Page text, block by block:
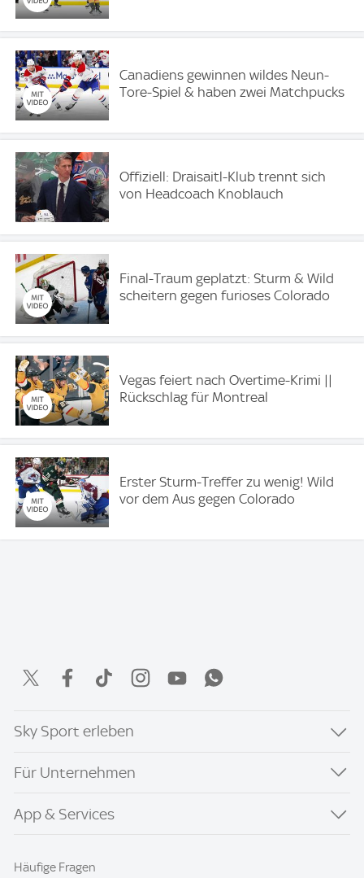
Canadiens gewinnen wildes Neun-
Tore-Spiel & haben zwei Matchpucks
Offiziell: Draisaitl-Klub trennt sich
von Headcoach Knoblauch
Final-Traum geplatzt: Sturm & Wild
scheitern gegen furioses Colorado
Vegas feiert nach Overtime-Krimi ||
Rückschlag für Montreal
Erster Sturm-Treffer zu wenig! Wild
vor dem Aus gegen Colorado
Sky Sport erleben
Für Unternehmen
App & Services
Häufige Fragen